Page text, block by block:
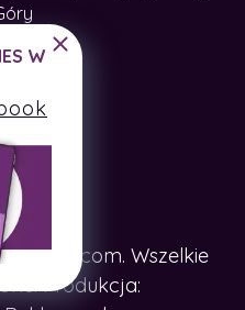
Wszelkie
Produkcja:
W